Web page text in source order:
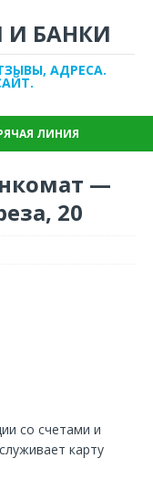
И БАНКИ
АДРЕСА.
ЛИНИЯ
—
20
со счетами и
карту